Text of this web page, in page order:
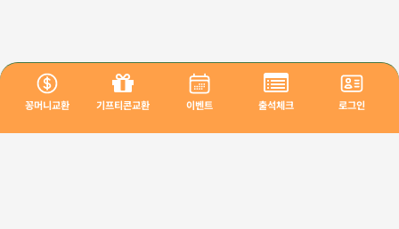
꽁머니교환 기프티콘교환 이벤트 출석체크 로그인